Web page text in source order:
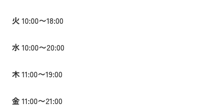
火 10:00〜18:00
水 10:00〜20:00
木11:00〜19:00
金11:00〜21:00